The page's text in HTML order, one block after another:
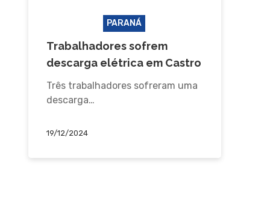
PARANÁ
Trabalhadores sofrem
descarga elétrica em Castro
Três trabalhadores sofreram uma
descarga…
19/12/2024